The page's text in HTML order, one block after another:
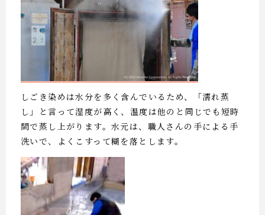
しごき染めは水分を多く含んでいるため、「濡れ蒸
し」と言って湿度が高く、温度は他のと同じでも短時
間で蒸し上がります。水元は、職人さんの手による手
洗いで、よくこすって糊を落とします。